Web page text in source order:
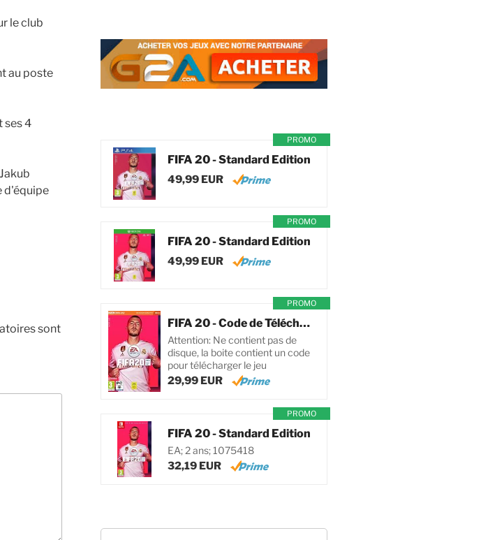
le club
au poste
ses 4
d'équipe
sont
PROMO
FIFA 20 - Standard Edition
49,99 EUR
PROMO
FIFA 20 - Standard Edition
49,99 EUR
PROMO
FIFA 20 - Code de Téléchargement pour PC
Attention: Ne contient pas de
disque, la boite contient un code
pour télécharger le jeu
29,99 EUR
PROMO
FIFA 20 - Standard Edition
EA; 2 ans; 1075418
32,19 EUR